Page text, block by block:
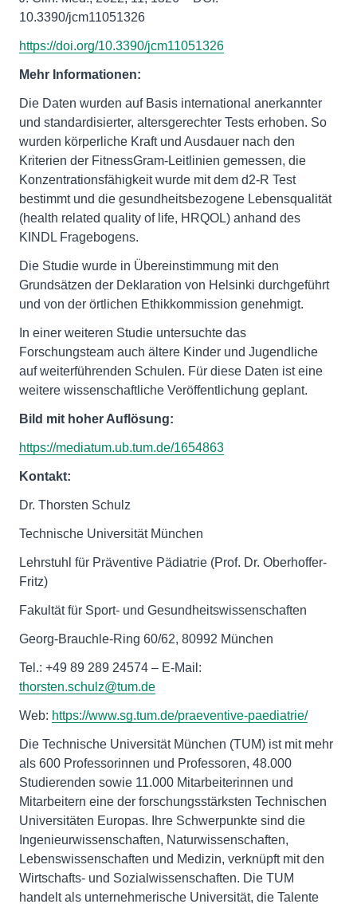
10.3390/jcm11051326
https://doi.org/10.3390/jcm11051326
Mehr Informationen:
Die Daten wurden auf Basis international anerkannter
und standardisierter, altersgerechter Tests erhoben. So
wurden körperliche Kraft und Ausdauer nach den
Kriterien der FitnessGram-Leitlinien gemessen, die
Konzentrationsfähigkeit wurde mit dem d2-R Test
bestimmt und die gesundheitsbezogene Lebensqualität
(health related quality of life, HRQOL) anhand des
KINDL Fragebogens.
Die Studie wurde in Übereinstimmung mit den
Grundsätzen der Deklaration von Helsinki durchgeführt
und von der örtlichen Ethikkommission genehmigt.
In einer weiteren Studie untersuchte das
Forschungsteam auch ältere Kinder und Jugendliche
auf weiterführenden Schulen. Für diese Daten ist eine
weitere wissenschaftliche Veröffentlichung geplant.
Bild mit hoher Auflösung:
https://mediatum.ub.tum.de/1654863
Kontakt:
Dr. Thorsten Schulz
Technische Universität München
Lehrstuhl für Präventive Pädiatrie (Prof. Dr. Oberhoffer-
Fritz)
Fakultät für Sport- und Gesundheitswissenschaften
Georg-Brauchle-Ring 60/62, 80992 München
Tel.: +49 89 289 24574 – E-Mail:
thorsten.schulz@tum.de
Web: https://www.sg.tum.de/praeventive-paediatrie/
Die Technische Universität München (TUM) ist mit mehr
als 600 Professorinnen und Professoren, 48.000
Studierenden sowie 11.000 Mitarbeiterinnen und
Mitarbeitern eine der forschungsstärksten Technischen
Universitäten Europas. Ihre Schwerpunkte sind die
Ingenieurwissenschaften, Naturwissenschaften,
Lebenswissenschaften und Medizin, verknüpft mit den
Wirtschafts- und Sozialwissenschaften. Die TUM
handelt als unternehmerische Universität, die Talente